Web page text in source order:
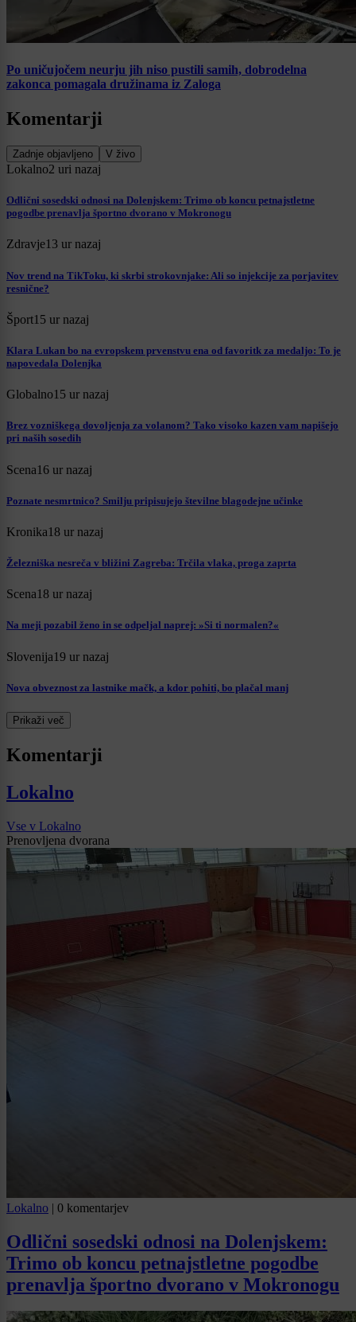
Po uničujočem neurju jih niso pustili samih, dobrodelna
zakonca pomagala družinama iz Zaloga
Komentarji
Zadnje objavljeno V živo
Lokalno2 uri nazaj
Odlični sosedski odnosi na Dolenjskem: Trimo ob koncu petnajstletne
pogodbe prenavlja športno dvorano v Mokronogu
Zdravje13 ur nazaj
Nov trend na TikToku, ki skrbi strokovnjake: Ali so injekcije za porjavitev
resnične?
Šport15 ur nazaj
Klara Lukan bo na evropskem prvenstvu ena od favoritk za medaljo: To je
napovedala Dolenjka
Globalno15 ur nazaj
Brez vozniškega dovoljenja za volanom? Tako visoko kazen vam napišejo
pri naših sosedih
Scena16 ur nazaj
Poznate nesmrtnico? Smilju pripisujejo številne blagodejne učinke
Kronika18 ur nazaj
Železniška nesreča v bližini Zagreba: Trčila vlaka, proga zaprta
Scena18 ur nazaj
Na meji pozabil ženo in se odpeljal naprej: »Si ti normalen?«
Slovenija19 ur nazaj
Nova obveznost za lastnike mačk, a kdor pohiti, bo plačal manj
Prikaži več
Komentarji
Lokalno
Vse v Lokalno
Prenovljena dvorana
Lokalno | 0 komentarjev
Odlični sosedski odnosi na Dolenjskem:
Trimo ob koncu petnajstletne pogodbe
prenavlja športno dvorano v Mokronogu